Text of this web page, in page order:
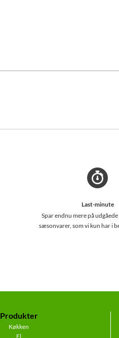
Last-minute
Spar endnu mere på
sæsonvarer, som vi kun har i
Produkter
Køkken
El